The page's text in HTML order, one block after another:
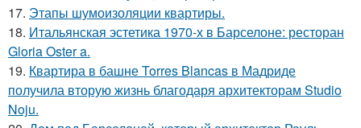
17. Этапы шумоизоляции квартиры.
18. Итальянская эстетика 1970-х в Барселоне: ресторан
Gloria Oster a.
19. Квартира в башне Torres Blancas в Мадриде
получила вторую жизнь благодаря архитекторам Studio
Noju.